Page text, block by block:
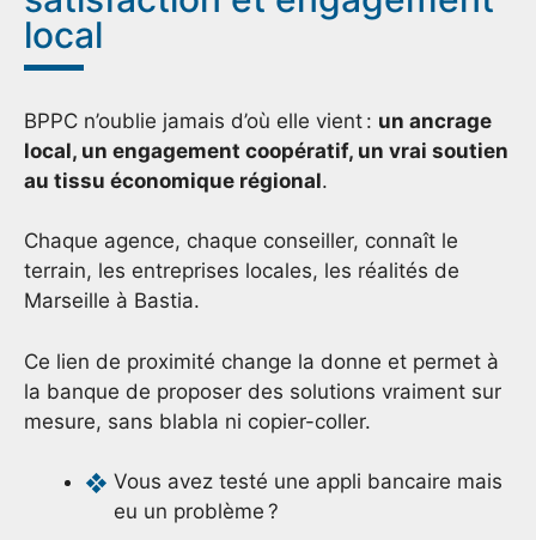
local
BPPC n’oublie jamais d’où elle vient : un ancrage
local, un engagement coopératif, un vrai soutien
au tissu économique régional.
Chaque agence, chaque conseiller, connaît le
terrain, les entreprises locales, les réalités de
Marseille à Bastia.
Ce lien de proximité change la donne et permet à
la banque de proposer des solutions vraiment sur
mesure, sans blabla ni copier-coller.
Vous avez testé une appli bancaire mais
eu un problème ?